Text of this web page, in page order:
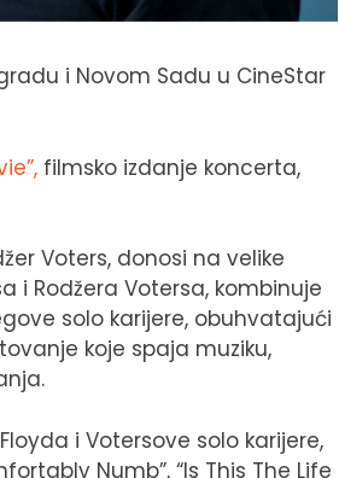
i Novom Sadu u CineStar
filmsko izdanje koncerta,
Voters, donosi na velike
i Rodžera Votersa, kombinuje
solo karijere, obuhvatajući
koje spaja muziku,
i Votersove solo karijere,
Numb”, “Is This The Life